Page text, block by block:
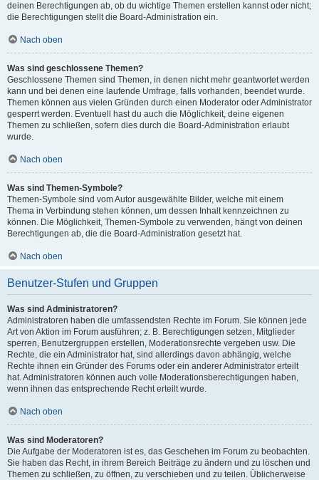
deinen Berechtigungen ab, ob du wichtige Themen erstellen kannst oder nicht;
die Berechtigungen stellt die Board-Administration ein.
Nach oben
Was sind geschlossene Themen?
Geschlossene Themen sind Themen, in denen nicht mehr geantwortet werden
kann und bei denen eine laufende Umfrage, falls vorhanden, beendet wurde.
Themen können aus vielen Gründen durch einen Moderator oder Administrator
gesperrt werden. Eventuell hast du auch die Möglichkeit, deine eigenen
Themen zu schließen, sofern dies durch die Board-Administration erlaubt
wurde.
Nach oben
Was sind Themen-Symbole?
Themen-Symbole sind vom Autor ausgewählte Bilder, welche mit einem
Thema in Verbindung stehen können, um dessen Inhalt kennzeichnen zu
können. Die Möglichkeit, Themen-Symbole zu verwenden, hängt von deinen
Berechtigungen ab, die die Board-Administration gesetzt hat.
Nach oben
Benutzer-Stufen und Gruppen
Was sind Administratoren?
Administratoren haben die umfassendsten Rechte im Forum. Sie können jede
Art von Aktion im Forum ausführen; z. B. Berechtigungen setzen, Mitglieder
sperren, Benutzergruppen erstellen, Moderationsrechte vergeben usw. Die
Rechte, die ein Administrator hat, sind allerdings davon abhängig, welche
Rechte ihnen ein Gründer des Forums oder ein anderer Administrator erteilt
hat. Administratoren können auch volle Moderationsberechtigungen haben,
wenn ihnen das entsprechende Recht erteilt wurde.
Nach oben
Was sind Moderatoren?
Die Aufgabe der Moderatoren ist es, das Geschehen im Forum zu beobachten.
Sie haben das Recht, in ihrem Bereich Beiträge zu ändern und zu löschen und
Themen zu schließen, zu öffnen, zu verschieben und zu teilen. Üblicherweise